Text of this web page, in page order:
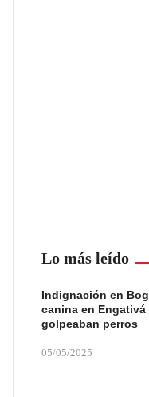
Lo más leído
Indignación en
canina en
golpeaban perros
05/05/2025